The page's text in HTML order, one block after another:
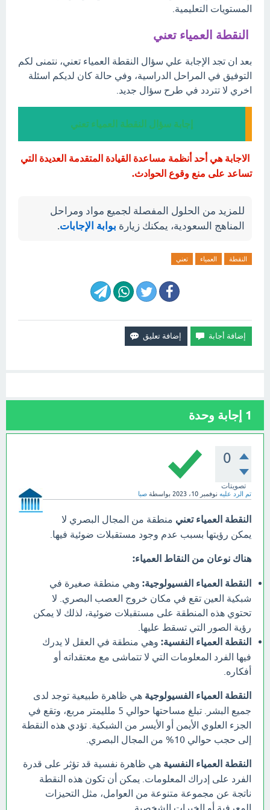
المستويات التعليمية.
النقطة العمياء تعني
بعد ان تجد الإجابة علي سؤال النقطة العمياء تعني، نتمنى لكم
التوفيق في المراحل الدراسية، وفي حالة كان لديكم اسئلة
اخري لا تتردد في طرح سؤال جديد.
إجابة سؤال النقطة العمياء تعني
الاجابة هي أحد أنظمة مساعدة القيادة المتقدمة العديدة التي
تساعد على منع وقوع الحوادث.
للمزيد من الحلول المفصلة لجميع مواد ومراحل
المناهج السعودية، يمكنك زيارة بوابة الإجابات.
النقطة العمياء تعني
1 إجابة وحدة
0
تصويتات
تم الرد عليه نوفمبر 10، 2023 بواسطة صبا
النقطة العمياء تعني منطقة من المجال البصري لا
يمكن رؤيتها بسبب عدم وجود مستقبلات ضوئية فيها.
هناك نوعان من النقاط العمياء:
النقطة العمياء الفسيولوجية: وهي منطقة صغيرة في
شبكية العين تقع في مكان خروج العصب البصري. لا
تحتوي هذه المنطقة على مستقبلات ضوئية، لذلك لا يمكن
رؤية الصور التي تسقط عليها.
النقطة العمياء النفسية: وهي منطقة في العقل لا يدرك
فيها الفرد المعلومات التي لا تتماشى مع معتقداته أو
أفكاره.
النقطة العمياء الفسيولوجية هي ظاهرة طبيعية توجد لدى
جميع البشر. تبلغ مساحتها حوالي 5 ملليمتر مربع، وتقع في
الجزء العلوي الأيمن أو الأيسر من الشبكية. تؤدي هذه النقطة
إلى حجب حوالي 10% من المجال البصري.
النقطة العمياء النفسية هي ظاهرة نفسية قد تؤثر على قدرة
الفرد على إدراك المعلومات. يمكن أن تكون هذه النقطة
ناتجة عن مجموعة متنوعة من العوامل، مثل التحيزات
المعرفية أو الخبرات الشخصية.